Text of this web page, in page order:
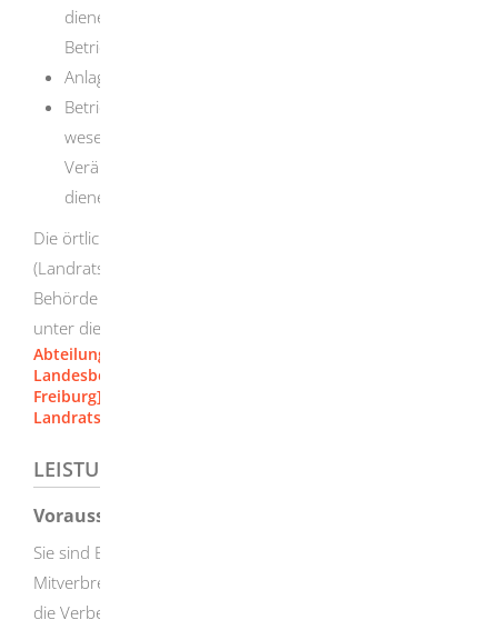
dienen und die für einen maximal zulässigen
Betriebsdruck von mehr als 16 bar ausgelegt sind,
Anlagen der untertägigen Abfallentsorgung und
Betriebsgelände mit Anlagen, die der Herstellung,
wesentlichen Erweiterung und wesentlichen
Veränderung von unterirdischen Hohlräumen
dienen.
Die örtlich zuständige untere Immissionsschutzbehörde
(Landratsamt oder Stadtverwaltung) ist die zuständige
Behörde für alle sonstigen Betriebsgelände, die nicht
unter die oben beschriebenen Regelungen fallen.
Abteilung 5 - Umwelt [Regierungspräsidium Stuttgart]
Landesbergdirektion, Abteilung 9 [Regierungspräsidium
Freiburg]
Landratsamt Heidenheim
LEISTUNGSDETAILS
Voraussetzungen
Sie sind Betreiber einer Anlage zur Verbrennung oder
Mitverbrennung von Abfällen nach der Verordnung über
die Verbennung und die Mitverbrennung von Abfällen